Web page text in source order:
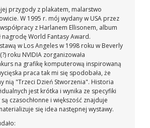
przygody z plakatem, malarstwo
W 1995 r. mój wydany w USA przez
z Harlanem Ellisonem, album
nagrodę World Fantasy Award.
w Los Angeles w 1998 roku w Beverly
roku NVIDIA zorganizowała
na grafikę komputerową inspirowaną
praca tak mi się spodobała, że
nią "Trzeci Dzień Stworzenia". Historia
jest krótka i wynika ze specyfiki
czasochłonne i większość znajduje
się idea następnej wystawy.